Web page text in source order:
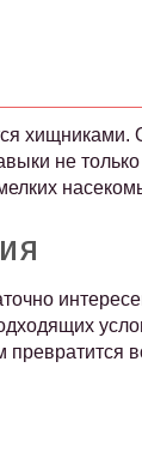
не
превратится